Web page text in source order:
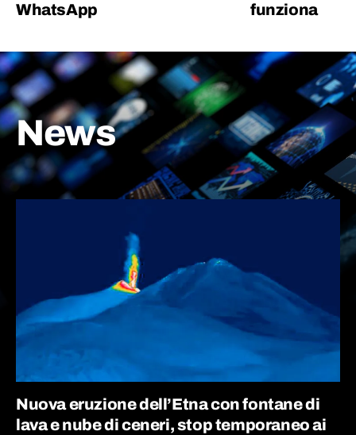
WhatsApp
funziona
News
Nuova eruzione dell’Etna con fontane di
lava e nube di ceneri, stop temporaneo ai